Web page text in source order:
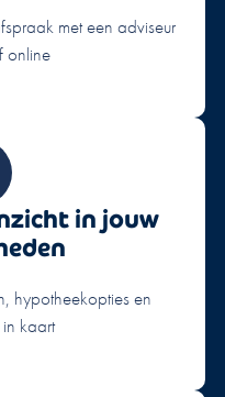
met een adviseur
online
in jouw
hypotheekopties en
kaart